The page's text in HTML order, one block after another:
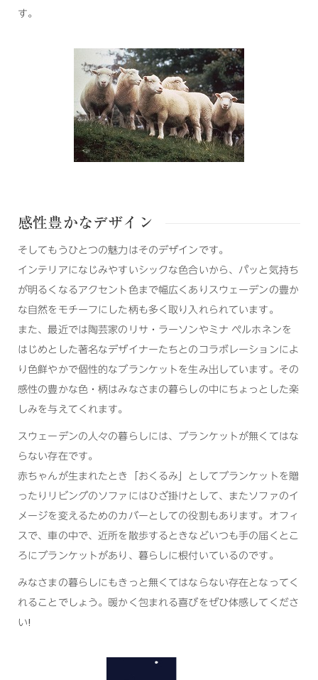
す。
感性豊かなデザイン
そしてもうひとつの魅力はそのデザインです。
インテリアになじみやすいシックな色合いから、パッと気持ち
が明るくなるアクセント色まで幅広くありスウェーデンの豊か
な自然をモチーフにした柄も多く取り入れられています。
また、最近では陶芸家のリサ・ラーソンやミナ ペルホネンを
はじめとした著名なデザイナーたちとのコラボレーションによ
り色鮮やかで個性的なブランケットを生み出しています。その
感性の豊かな色・柄はみなさまの暮らしの中にちょっとした楽
しみを与えてくれます。
スウェーデンの人々の暮らしには、ブランケットが無くてはな
らない存在です。
赤ちゃんが生まれたとき「おくるみ」としてブランケットを贈
ったりリビングのソファにはひざ掛けとして、またソファのイ
メージを変えるためのカバーとしての役割もあります。オフィ
スで、車の中で、近所を散歩するときなどいつも手の届くとこ
ろにブランケットがあり、暮らしに根付いているのです。
みなさまの暮らしにもきっと無くてはならない存在となってく
れることでしょう。暖かく包まれる喜びをぜひ体感してくださ
い!